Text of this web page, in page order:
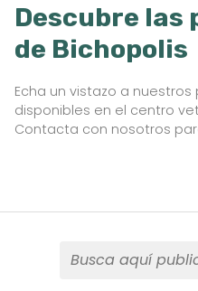
Descubre las
de Bichopolis
Echa un vistazo a
disponibles en el centro
Contacta con nosotros